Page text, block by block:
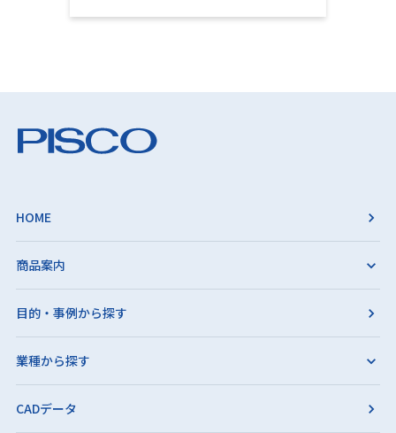
HOME
商品案内
目的・事例から探す
業種から探す
CADデータ